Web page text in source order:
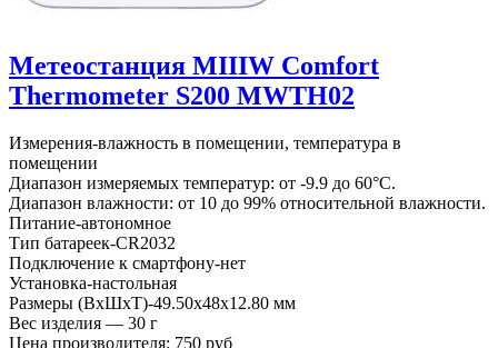
Метеостанция MIIIW Comfort
Thermometer S200 MWTH02
Измерения-влажность в помещении, температура в
помещении
Диапазон измеряемых температур: от -9.9 до 60°C.
Диапазон влажности: от 10 до 99% относительной влажности.
Питание-автономное
Тип батареек-CR2032
Подключение к смартфону-нет
Установка-настольная
Размеры (ВхШхТ)-49.50х48х12.80 мм
Вес изделия — 30 г
Цена производителя: 750 руб